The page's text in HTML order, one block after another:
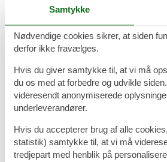
opleve kultur, natur og afslapning.
Ferieboliger
Resortet tilbyder 94 dejlige feriehuse og
m² med plads til 2–7 personer. Alle
indrettet med særlige hensyn til
Husdyr er tilladt mod forudbestilling. Der
både inde og ude. Der er indhegnet
ladestandere (Norlys).
Inkluderet i prisen
Rengøring, el, varme, wi-fi og parkering
Lounge med gratis kaffe, te,
Samtykke
Nødvendige cookies sikrer, at siden
derfor ikke fravælges.
Hvis du giver samtykke til, at vi må
du os med at forbedre og udvikle
videresendt anonymiserede
underleverandører.
Hvis du accepterer brug af alle
statistik) samtykke til, at vi må
tredjepart med henblik på